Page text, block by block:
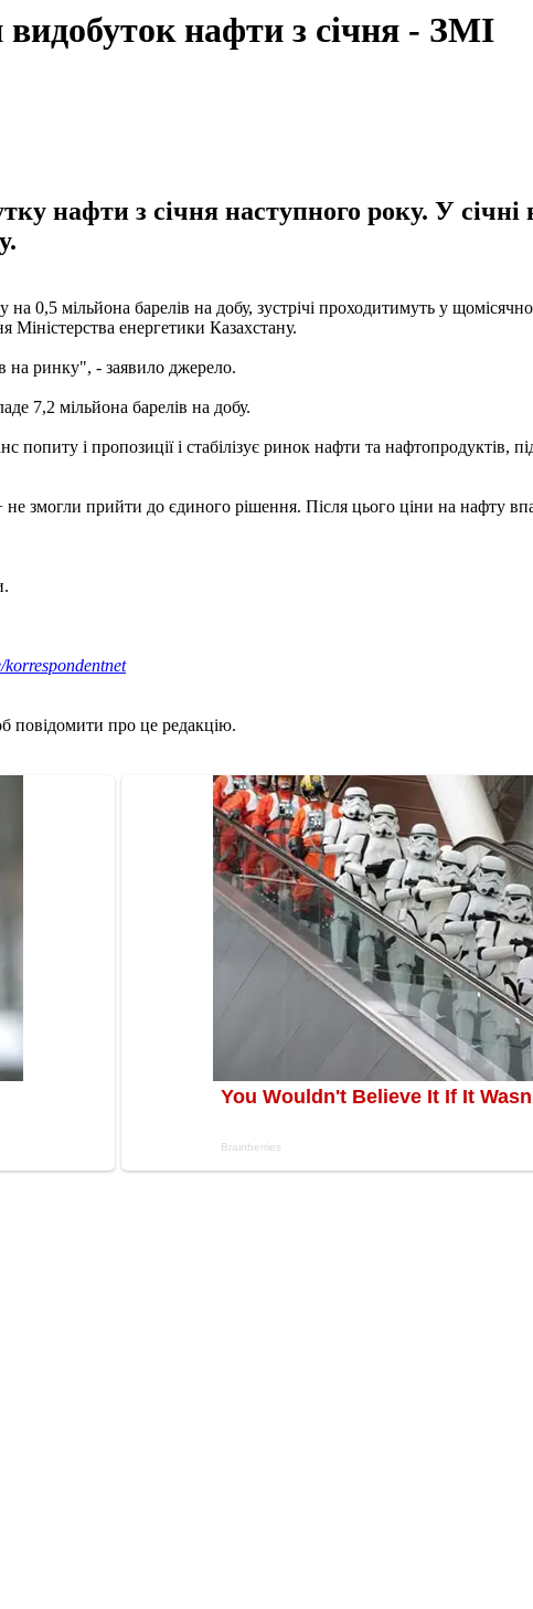
нафти з січня - ЗМІ
нафти з січня наступного року. У січні
мільйона барелів на добу, зустрічі проходитимуть у
енергетики Казахстану.
на ринку", - заявило джерело.
7,2 мільйона барелів на добу.
і пропозиції і стабілізує ринок нафти та нафтопродуктів,
змогли прийти до єдиного рішення. Після цього ціни на нафту
korrespondentnet
повідомити про це редакцію.